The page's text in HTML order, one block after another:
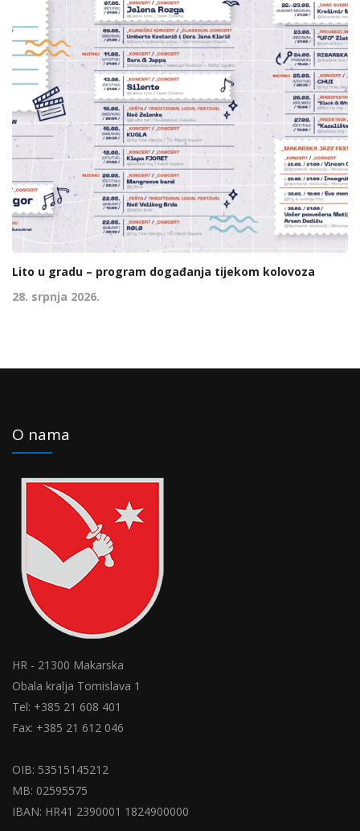
Lito u gradu – program događanja tijekom kolovoza
28. srpnja 2026.
O nama
HR - 21300 Makarska
Obala kralja Tomislava 1
Tel: +385 21 608 401
Fax: +385 21 612 046
OIB: 53515145212
MB: 02595575
IBAN: HR41 2390001 1824900000